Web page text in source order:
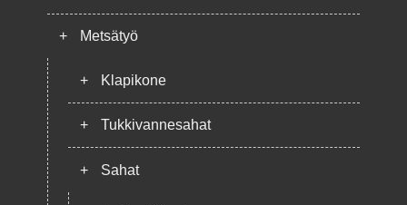
+ Metsätyö
+ Klapikone
+ Tukkivannesahat
+ Sahat